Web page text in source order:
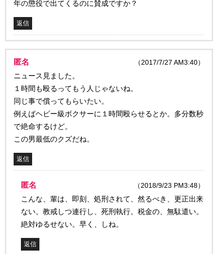
年の懲役で出てくるのに賛成ですか？
返信
匿名 （2017/7/27 AM3:40）
ニュース見ました。
１時間も殴るってもう人じゃないね。
同じ事で償ってもらいたい。
例えばヘビー級ボクサーに１時間殴らせるとか。多分数秒
で絶命するけど。
この男最低のクズだね。
返信
匿名 （2018/9/23 PM3:48）
こんな、輩は、即刻、処刑されて、然るべき、更正出来
ない。教戒しつ連行し、死刑執行。税金の、無駄遣い。
絶対ゆるせない。早く、しね。
返信